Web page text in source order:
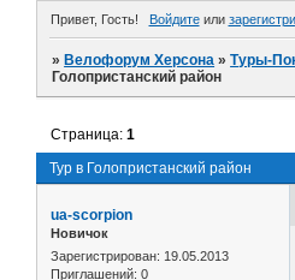
Привет, Гость! Войдитеили
»Велофорум Херсона »Туры-
Голопристанский район
Тур в Голопристанский район
Страница:1
ua-scorpion
Новичок
Зарегистрирован: 19.05.2013
Приглашений: 0